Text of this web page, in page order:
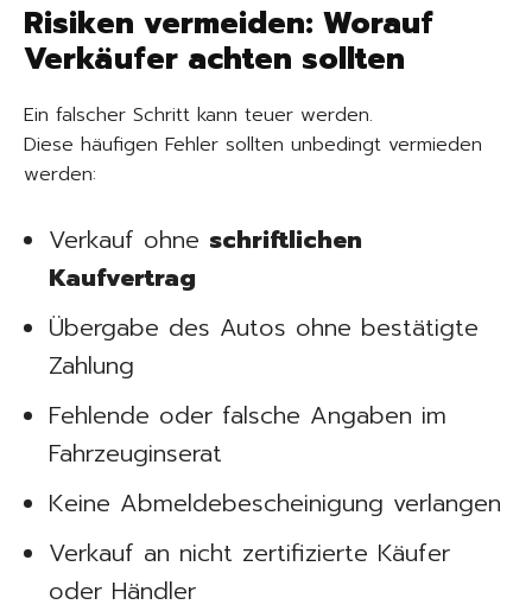
Risiken vermeiden: Worauf
Verkäufer achten sollten
Ein falscher Schritt kann teuer werden.
Diese häufigen Fehler sollten unbedingt vermieden
werden:
Verkauf ohne schriftlichen
Kaufvertrag
Übergabe des Autos ohne bestätigte
Zahlung
Fehlende oder falsche Angaben im
Fahrzeuginserat
Keine Abmeldebescheinigung verlangen
Verkauf an nicht zertifizierte Käufer
oder Händler